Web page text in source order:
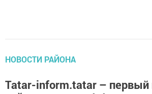
НОВОСТИ РАЙОНА
Tatar-inform.tatar – первый